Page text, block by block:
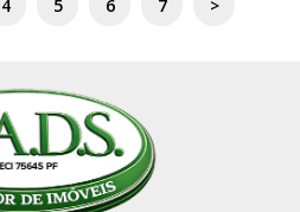
locais • Mercados e
0025 Av. Presidente Kennedy,
JADS.CORRETOR DE
quem busca conforto, espaço de
uma excelente localização!
4 5 6 7 >